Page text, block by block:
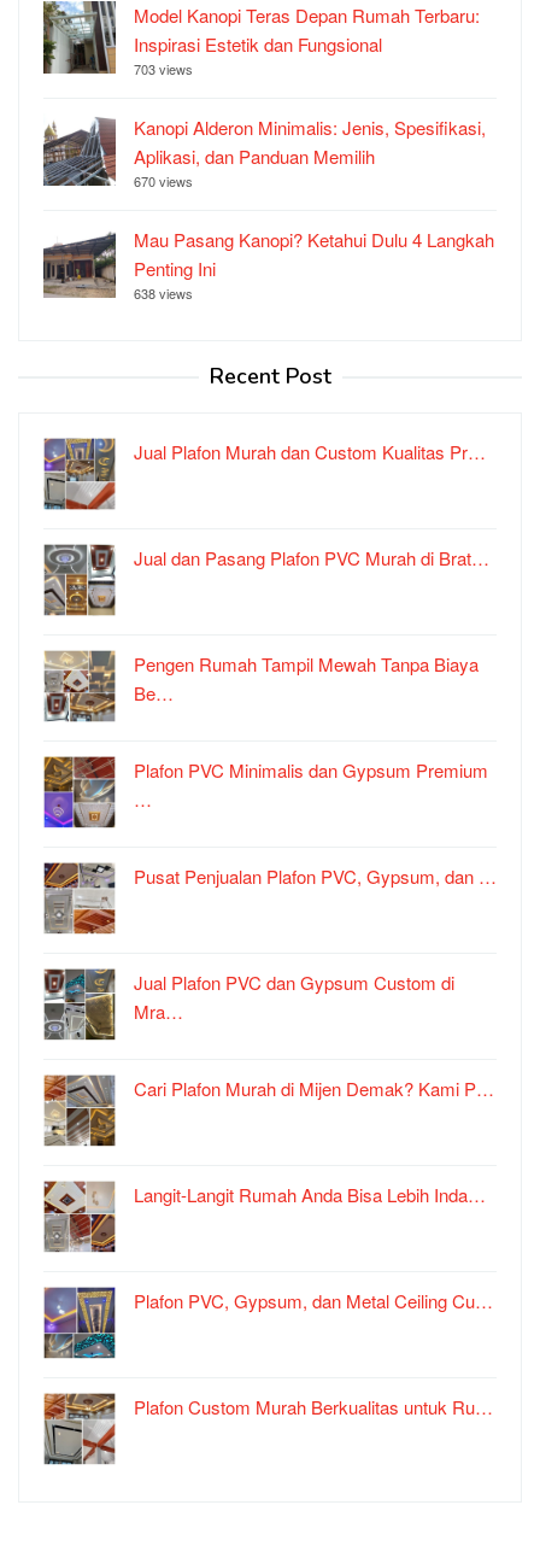
Model Kanopi Teras Depan Rumah Terbaru:
Inspirasi Estetik dan Fungsional
703 views
Kanopi Alderon Minimalis: Jenis, Spesifikasi,
Aplikasi, dan Panduan Memilih
670 views
Mau Pasang Kanopi? Ketahui Dulu 4 Langkah
Penting Ini
638 views
Recent Post
Jual Plafon Murah dan Custom Kualitas Pr…
Jual dan Pasang Plafon PVC Murah di Brat…
Pengen Rumah Tampil Mewah Tanpa Biaya
Be…
Plafon PVC Minimalis dan Gypsum Premium
…
Pusat Penjualan Plafon PVC, Gypsum, dan …
Jual Plafon PVC dan Gypsum Custom di
Mra…
Cari Plafon Murah di Mijen Demak? Kami P…
Langit-Langit Rumah Anda Bisa Lebih Inda…
Plafon PVC, Gypsum, dan Metal Ceiling Cu…
Plafon Custom Murah Berkualitas untuk Ru…